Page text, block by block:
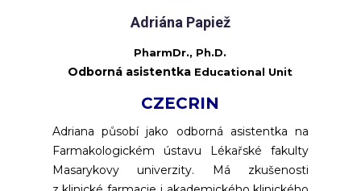
Adriána Papiež
PharmDr., Ph.D.
Odborná asistentka Educational Unit
CZECRIN
Adriana působí jako odborná asistentka na
Farmakologickém ústavu Lékařské fakulty
Masarykovy univerzity. Má zkušenosti